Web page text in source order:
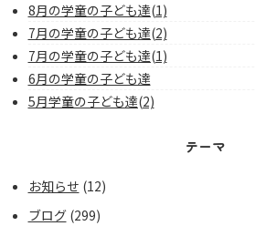
8月の学童の子ども達(1)
7月の学童の子ども達(2)
7月の学童の子ども達(1)
6月の学童の子ども達
5月学童の子ども達(2)
テーマ
お知らせ (12)
ブログ(299)